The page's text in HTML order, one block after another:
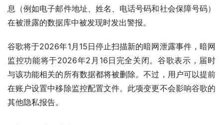
息（例如电子邮件地址、姓名、电话号码和社会保障号码）
在被泄露的数据库中被发现时发出警报。
谷歌将于2026年1月15日停止扫描新的暗网泄露事件，暗网
监控功能将于2026年2月16日完全关闭。谷歌表示，届时
与该功能相关的所有数据都将被删除。不过，用户可以提前
在账户设置中移除监控配置文件。此项变更不会影响谷歌的
其他隐私报告。